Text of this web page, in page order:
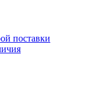
поставки